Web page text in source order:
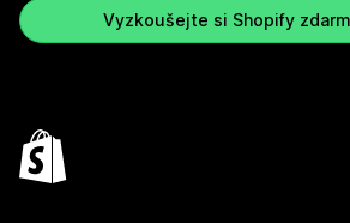
Vyzkoušejte si Shopify